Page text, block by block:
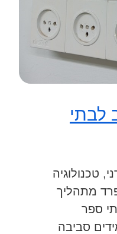
לבתי
טכנולוגיה
מתהליך
ספר
סביבה